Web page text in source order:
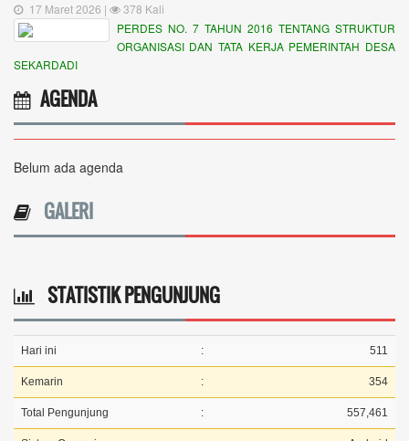
17 Maret 2026 |
378 Kali
PERDES NO. 7 TAHUN 2016 TENTANG STRUKTUR
ORGANISASI DAN TATA KERJA PEMERINTAH DESA
SEKARDADI
AGENDA
Belum ada agenda
GALERI
STATISTIK PENGUNJUNG
Hari ini : 511
Kemarin : 354
Total Pengunjung : 557,461